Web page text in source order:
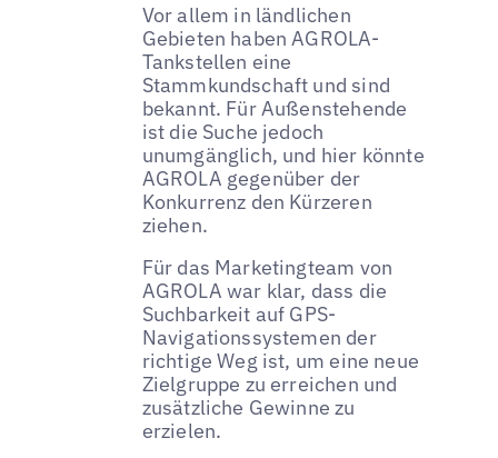
Vor allem in ländlichen
Gebieten haben AGROLA-
Tankstellen eine
Stammkundschaft und sind
bekannt. Für Außenstehende
ist die Suche jedoch
unumgänglich, und hier könnte
AGROLA gegenüber der
Konkurrenz den Kürzeren
ziehen.
Für das Marketingteam von
AGROLA war klar, dass die
Suchbarkeit auf GPS-
Navigationssystemen der
richtige Weg ist, um eine neue
Zielgruppe zu erreichen und
zusätzliche Gewinne zu
erzielen.